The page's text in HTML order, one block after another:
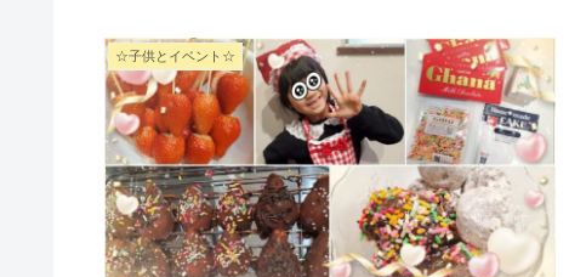
☆子供とイベント☆